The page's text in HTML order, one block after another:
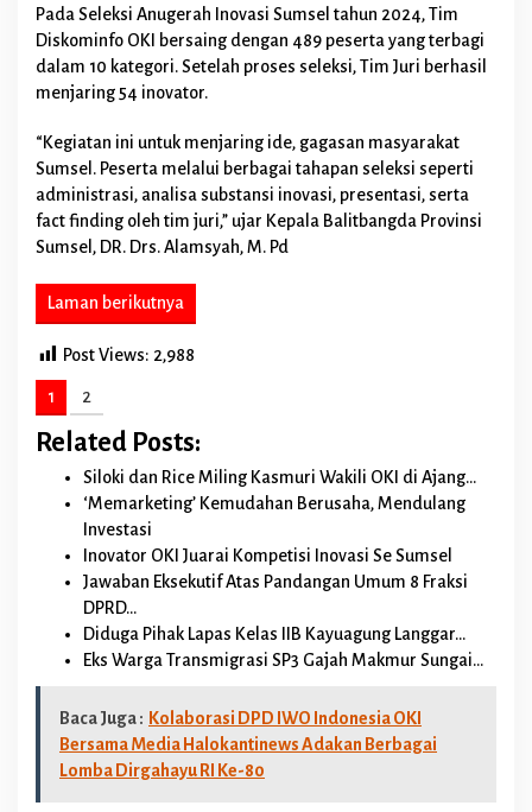
Pada Seleksi Anugerah Inovasi Sumsel tahun 2024, Tim
Diskominfo OKI bersaing dengan 489 peserta yang terbagi
dalam 10 kategori. Setelah proses seleksi, Tim Juri berhasil
menjaring 54 inovator.
“Kegiatan ini untuk menjaring ide, gagasan masyarakat
Sumsel. Peserta melalui berbagai tahapan seleksi seperti
administrasi, analisa substansi inovasi, presentasi, serta
fact finding oleh tim juri,” ujar Kepala Balitbangda Provinsi
Sumsel, DR. Drs. Alamsyah, M. Pd
Laman berikutnya
Post Views: 2,988
1 2
Related Posts:
Siloki dan Rice Miling Kasmuri Wakili OKI di Ajang…
‘Memarketing’ Kemudahan Berusaha, Mendulang
Investasi
Inovator OKI Juarai Kompetisi Inovasi Se Sumsel
Jawaban Eksekutif Atas Pandangan Umum 8 Fraksi
DPRD…
Diduga Pihak Lapas Kelas IIB Kayuagung Langgar…
Eks Warga Transmigrasi SP3 Gajah Makmur Sungai…
Baca Juga : Kolaborasi DPD IWO Indonesia OKI
Bersama Media Halokantinews Adakan Berbagai
Lomba Dirgahayu RI Ke-80